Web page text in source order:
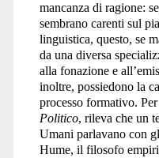
mancanza di ragione:
sembrano carenti sul
linguistica, questo, se
da una diversa
alla fonazione e
inoltre, possiedono la
processo formativo.
Politico, rileva che un
Umani parlavano con
Hume, il filosofo